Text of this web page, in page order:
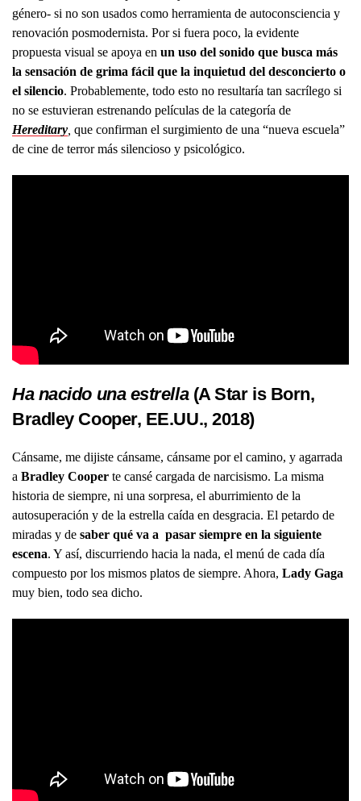
género- si no son usados como herramienta de autoconsciencia y
renovación posmodernista. Por si fuera poco, la evidente
propuesta visual se apoya en un uso del sonido que busca más
la sensación de grima fácil que la inquietud del desconcierto o
el silencio. Probablemente, todo esto no resultaría tan sacrílego si
no se estuvieran estrenando películas de la categoría de
Hereditary, que confirman el surgimiento de una “nueva escuela”
de cine de terror más silencioso y psicológico.
Ha nacido una estrella(A Star is Born,
Bradley Cooper, EE.UU., 2018)
Cánsame, me dijiste cánsame, cánsame por el camino, y agarrada
a Bradley Cooper te cansé cargada de narcisismo. La misma
historia de siempre, ni una sorpresa, el aburrimiento de la
autosuperación y de la estrella caída en desgracia. El petardo de
miradas y de saber qué va a pasar siempre en la siguiente
escena. Y así, discurriendo hacia la nada, el menú de cada día
compuesto por los mismos platos de siempre. Ahora, Lady Gaga
muy bien, todo sea dicho.